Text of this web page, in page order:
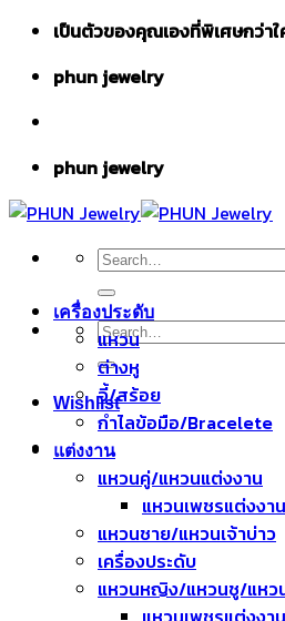
Skip
content
เป็นตัวของคุณเองที่พิเศษกว่าใ
phun jewelry
phun jewelry
Search
for:
Search
for:
Wishlist
เครื่องประดับ
แหวน
ต่างหู
จี้/สร้อย
กำไลข้อมือ/Bracelete
แต่งงาน
แหวนคู่/แหวนแต่งงาน
แหวนเพชรแต่งงา
แหวนชาย/แหวนเจ้าบ่าว
เครื่องประดับ
แหวนหญิง/แหวนชู/แหว